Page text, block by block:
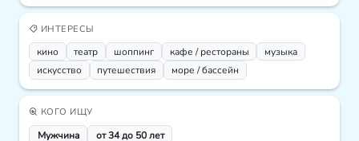
ИНТЕРЕСЫ
кино театр шоппинг кафе / рестораны
музыка
искусcтво
путешествия море / бассейн
КОГО ИЩУ
Мужчина
от 34 до 50 лет